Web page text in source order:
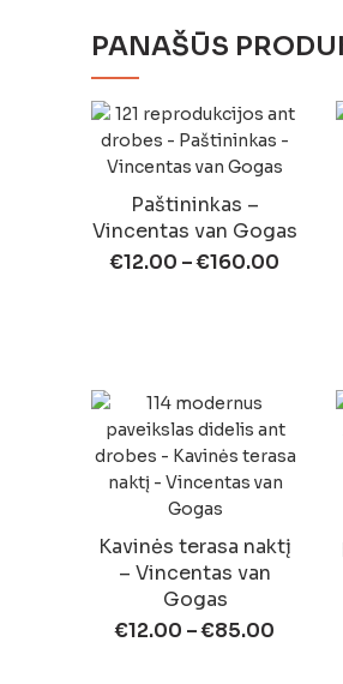
PANAŠŪS
Paštininkas –
Vincentas van Gogas
€12.00 –€160.00
Kavinės terasa naktį
– Vincentas van
Gogas
€12.00 –€85.00